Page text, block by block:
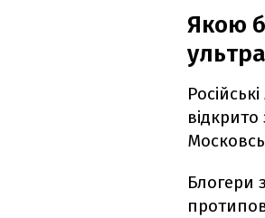
Якою
Блогери